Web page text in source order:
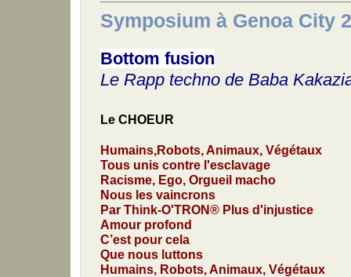
Symposium à Genoa City
Bottom fusion
Le Rapp techno de Baba
::::
Le CHOEUR
Humains,Robots, Animaux, Végétaux
Tous unis contre l'esclavage
Racisme, Ego, Orgueil macho
Nous les vaincrons
Par Think-O'TRON® Plus d'injustice
Amour profond
C’est pour cela
Que nous luttons
Humains, Robots, Animaux, Végétaux